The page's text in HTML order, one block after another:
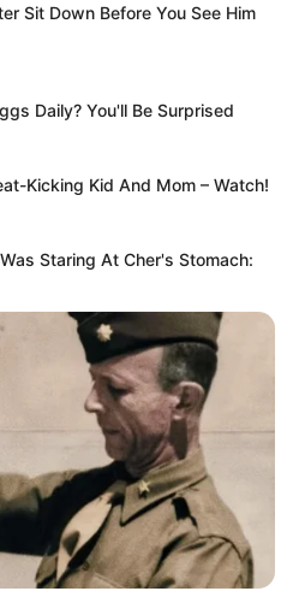
Sit Down Before You See Him
Daily? You'll Be Surprised
Kicking Kid And Mom – Watch!
Staring At Cher's Stomach: